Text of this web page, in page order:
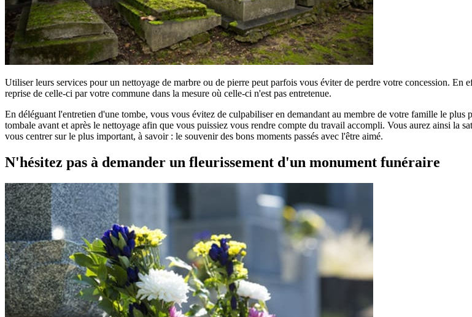
Utiliser leurs services pour un nettoyage de marbre ou de pierre peut parfois vous éviter de perdre votre concession. En
reprise de celle-ci par votre commune dans la mesure où celle-ci n'est pas entretenue.
En déléguant l'entretien d'une tombe, vous vous évitez de culpabiliser en demandant au membre de votre famille le
tombale avant et après le nettoyage afin que vous puissiez vous rendre compte du travail accompli. Vous aurez ainsi la
vous centrer sur le plus important, à savoir : le souvenir des bons moments passés avec l'être aimé.
N'hésitez pas à demander un fleurissement d'un monument funéraire